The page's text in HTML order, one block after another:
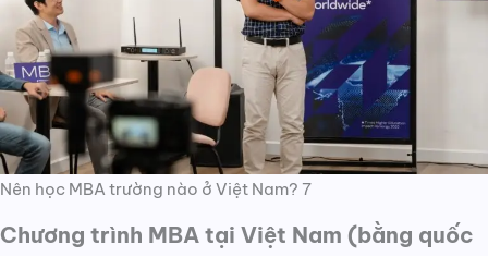
Nên học MBA trường nào ở Việt Nam? 7
Chương trình MBA tại Việt Nam (bằng quốc